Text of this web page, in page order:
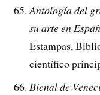
Antología del
su arte en
Estampas,
científico
Bienal de